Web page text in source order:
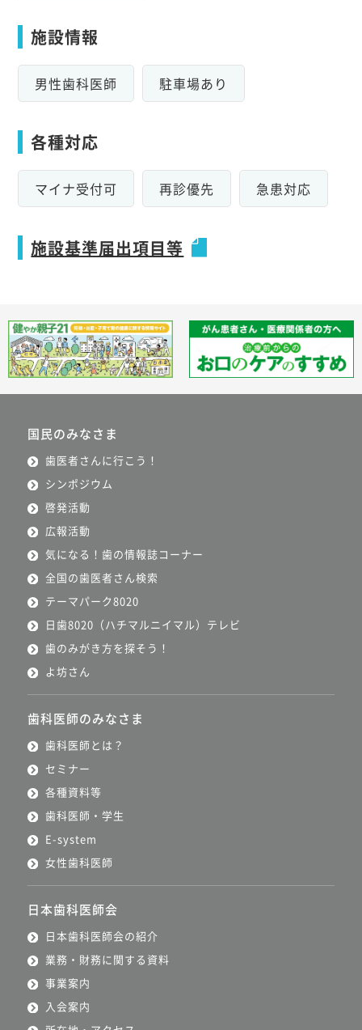
施設情報
男性歯科医師 駐車場あり
各種対応
マイナ受付可 再診優先 急患対応
施設基準届出項目等
国民のみなさま
歯医者さんに行こう！
シンポジウム
啓発活動
広報活動
気になる！歯の情報誌コーナー
全国の歯医者さん検索
テーマパーク8020
日歯8020（ハチマルニイマル）テレビ
歯のみがき方を探そう！
よ坊さん
歯科医師のみなさま
歯科医師とは？
セミナー
各種資料等
歯科医師・学生
E-system
女性歯科医師
日本歯科医師会
日本歯科医師会の紹介
業務・財務に関する資料
事業案内
入会案内